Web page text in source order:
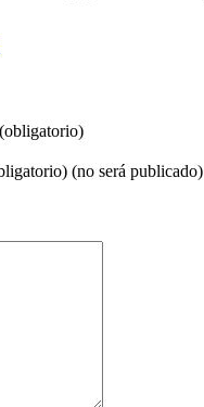
(no será publicado)